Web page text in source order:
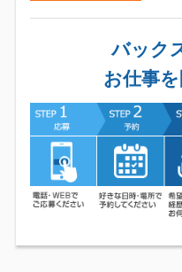
バック
お仕事